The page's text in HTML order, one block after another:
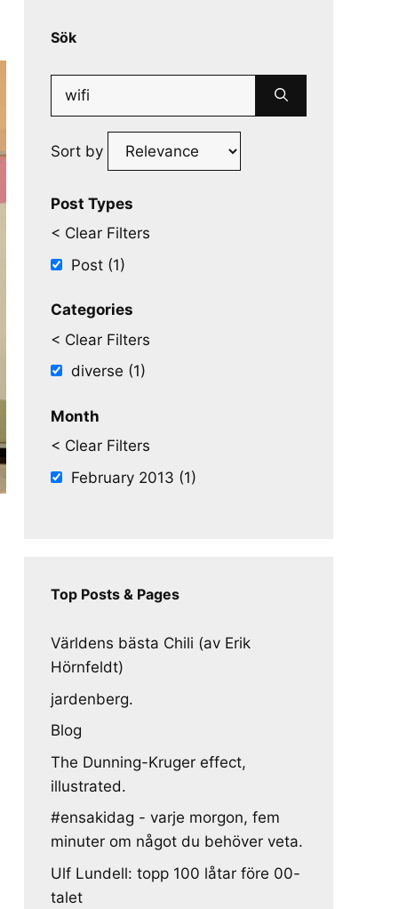
Sök
Search
Sort by
Post Types
< Clear Filters
Post (1)
Categories
< Clear Filters
diverse (1)
Month
< Clear Filters
February 2013 (1)
Top Posts & Pages
Världens bästa Chili (av Erik
Hörnfeldt)
jardenberg.
Blog
The Dunning-Kruger effect,
illustrated.
#ensakidag - varje morgon, fem
minuter om något du behöver veta.
Ulf Lundell: topp 100 låtar före 00-
talet